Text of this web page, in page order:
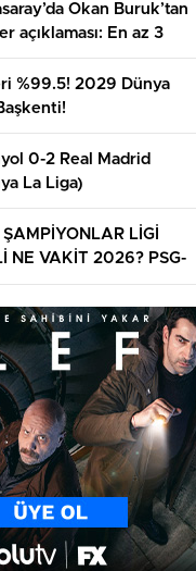
Okan Buruk’tan
açıklaması: En az 3
daha alınacak | Mauro
Boey, Nelsson…
%99.5! 2029 Dünya
0-2 Real Madrid
La Liga)
LİGİ
NE VAKİT 2026? PSG-
maçı ne vakit ve
oynanacak? Finalin ismi
oldu!